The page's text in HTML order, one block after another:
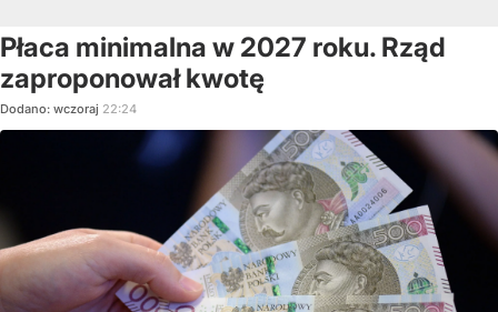
Płaca minimalna w 2027 roku. Rząd
zaproponował kwotę
Dodano: wczoraj 22:24